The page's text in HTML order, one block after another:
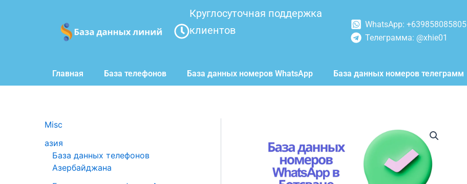
Круглосуточная поддержка
клиентов
WhatsApp: +639858085805
Телеграмма: @xhie01
Главная База телефонов База данных номеров WhatsApp База данных номеров телеграмм
Misc
азия
База данных телефонов
Азербайджана